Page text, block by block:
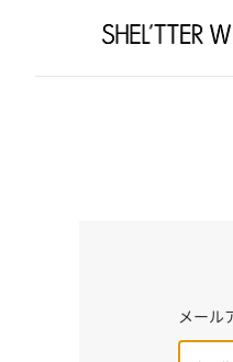
メール